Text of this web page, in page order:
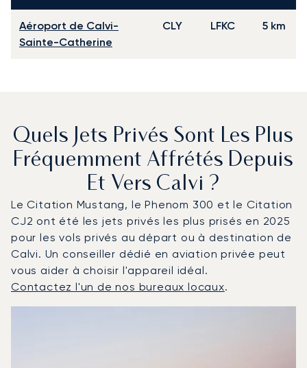
Aéroport de Calvi-
Sainte-Catherine
CLY LFKC 5 km
Quels Jets Privés Sont Les Plus
Fréquemment Affrétés Depuis
Et Vers Calvi ?
Le Citation Mustang, le Phenom 300 et le Citation
CJ2 ont été les jets privés les plus prisés en 2025
pour les vols privés au départ ou à destination de
Calvi. Un conseiller dédié en aviation privée peut
vous aider à choisir l'appareil idéal.
Contactez l'un de nos bureaux locaux.